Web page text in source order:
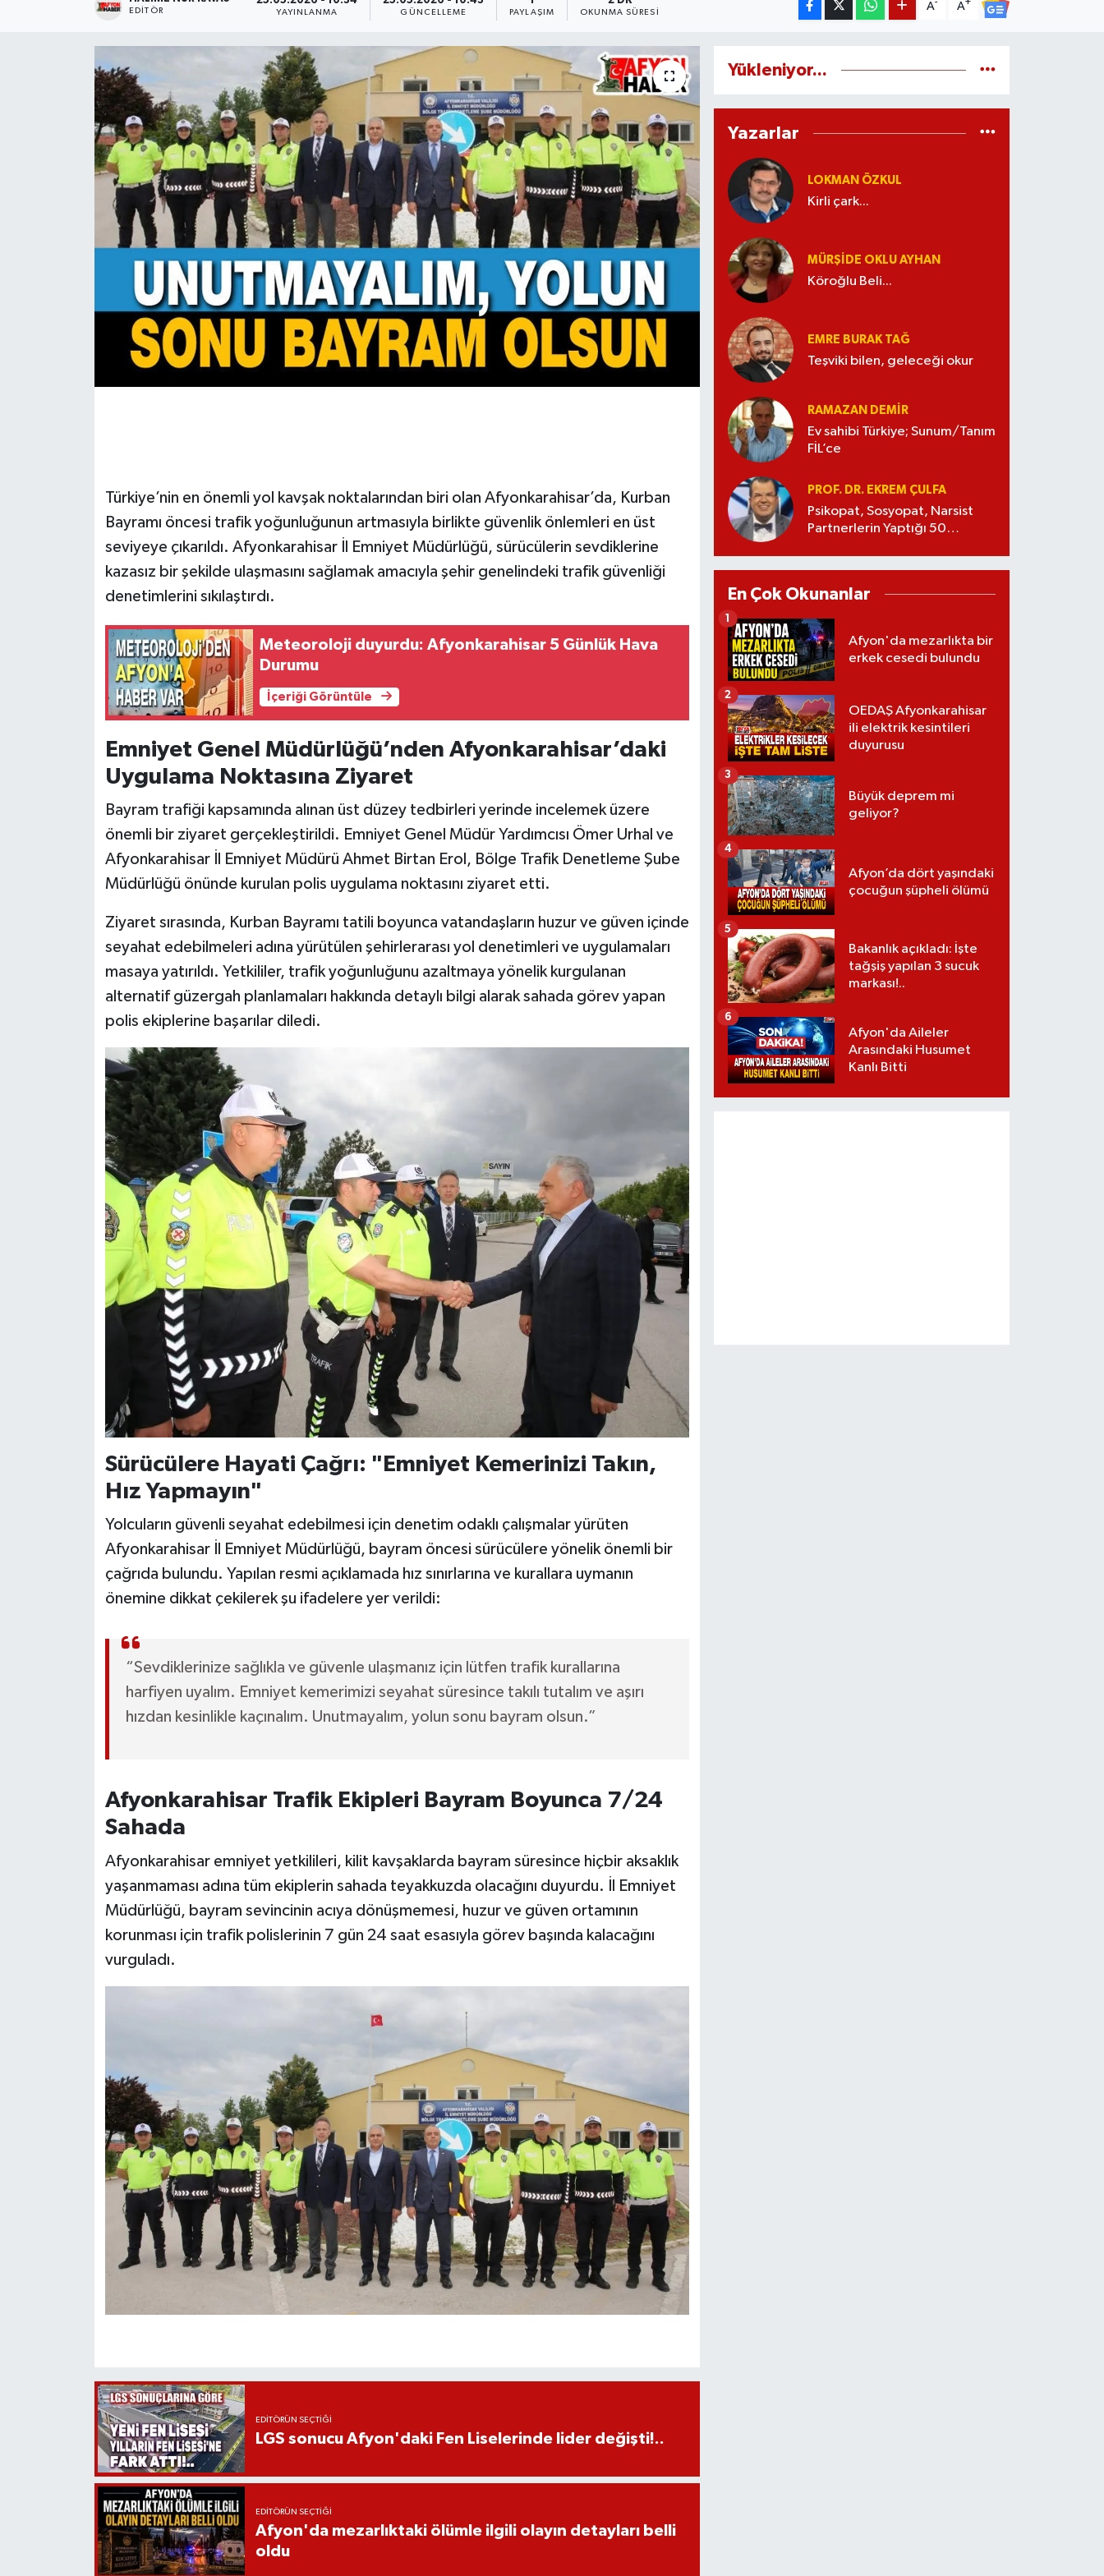
EDITÖR YAYINLANMA GÜNCELLEME PAYLAŞIM OKUNMA SÜRESI
A- A+
Türkiye’nin en önemli yol kavşak noktalarından biri olan Afyonkarahisar’da, Kurban
Bayramı öncesi trafik yoğunluğunun artmasıyla birlikte güvenlik önlemleri en üst
seviyeye çıkarıldı. Afyonkarahisar İl Emniyet Müdürlüğü, sürücülerin sevdiklerine
kazasız bir şekilde ulaşmasını sağlamak amacıyla şehir genelindeki trafik güvenliği
denetimlerini sıkılaştırdı.
Meteoroloji duyurdu: Afyonkarahisar 5 Günlük Hava
Durumu
İçeriği Görüntüle
Emniyet Genel Müdürlüğü’nden Afyonkarahisar’daki
Uygulama Noktasına Ziyaret
Bayram trafiği kapsamında alınan üst düzey tedbirleri yerinde incelemek üzere
önemli bir ziyaret gerçekleştirildi. Emniyet Genel Müdür Yardımcısı Ömer Urhal ve
Afyonkarahisar İl Emniyet Müdürü Ahmet Birtan Erol, Bölge Trafik Denetleme Şube
Müdürlüğü önünde kurulan polis uygulama noktasını ziyaret etti.
Ziyaret sırasında, Kurban Bayramı tatili boyunca vatandaşların huzur ve güven içinde
seyahat edebilmeleri adına yürütülen şehirlerarası yol denetimleri ve uygulamaları
masaya yatırıldı. Yetkililer, trafik yoğunluğunu azaltmaya yönelik kurgulanan
alternatif güzergah planlamaları hakkında detaylı bilgi alarak sahada görev yapan
polis ekiplerine başarılar diledi.
Sürücülere Hayati Çağrı: "Emniyet Kemerinizi Takın,
Hız Yapmayın"
Yolcuların güvenli seyahat edebilmesi için denetim odaklı çalışmalar yürüten
Afyonkarahisar İl Emniyet Müdürlüğü, bayram öncesi sürücülere yönelik önemli bir
çağrıda bulundu. Yapılan resmi açıklamada hız sınırlarına ve kurallara uymanın
önemine dikkat çekilerek şu ifadelere yer verildi:
“Sevdiklerinize sağlıkla ve güvenle ulaşmanız için lütfen trafik kurallarına
harfiyen uyalım. Emniyet kemerimizi seyahat süresince takılı tutalım ve aşırı
hızdan kesinlikle kaçınalım. Unutmayalım, yolun sonu bayram olsun.”
Afyonkarahisar Trafik Ekipleri Bayram Boyunca 7/24
Sahada
Afyonkarahisar emniyet yetkilileri, kilit kavşaklarda bayram süresince hiçbir aksaklık
yaşanmaması adına tüm ekiplerin sahada teyakkuzda olacağını duyurdu. İl Emniyet
Müdürlüğü, bayram sevincinin acıya dönüşmemesi, huzur ve güven ortamının
korunması için trafik polislerinin 7 gün 24 saat esasıyla görev başında kalacağını
vurguladı.
EDITÖRÜN SEÇTIĞI
LGS sonucu Afyon'daki Fen Liselerinde lider değişti!..
EDITÖRÜN SEÇTIĞI
Afyon'da mezarlıktaki ölümle ilgili olayın detayları belli
oldu
Yükleniyor...
Yazarlar
LOKMAN ÖZKUL
Kirli çark...
MÜRŞIDE OKLU AYHAN
Köroğlu Beli...
EMRE BURAK TAĞ
Teşviki bilen, geleceği okur
RAMAZAN DEMİR
Ev sahibi Türkiye; Sunum/Tanım
FİL’ce
PROF. DR. EKREM ÇULFA
Psikopat, Sosyopat, Narsist
Partnerlerin Yaptığı 50
En Çok Okunanlar
Afyon'da mezarlıkta bir
erkek cesedi bulundu
1
OEDAŞ Afyonkarahisar
ili elektrik kesintileri
duyurusu
2
Büyük deprem mi
geliyor?
3
Afyon’da dört yaşındaki
çocuğun şüpheli ölümü
4
Bakanlık açıkladı: İşte
tağşiş yapılan 3 sucuk
markası!..
5
Afyon'da Aileler
Arasındaki Husumet
Kanlı Bitti
6
Etkinlikler